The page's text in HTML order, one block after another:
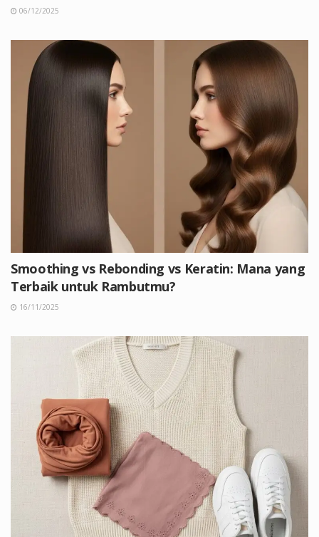
06/12/2025
Smoothing vs Rebonding vs Keratin: Mana yang
Terbaik untuk Rambutmu?
16/11/2025